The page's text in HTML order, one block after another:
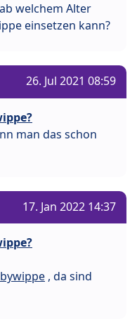
welchem Alter
einsetzen kann?
26. Jul 2021 08:59
man das schon
17. Jan 2022 14:37
, da sind